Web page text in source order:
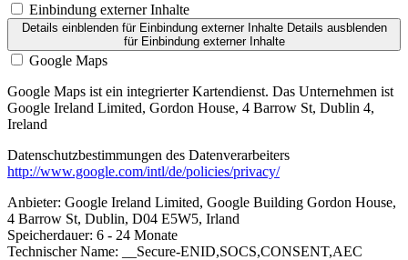
Einbindung externer Inhalte
Details einblendenfür Einbindung externer Inhalte Details ausblenden
für Einbindung externer Inhalte
Google Maps
Google Maps ist ein integrierter Kartendienst. Das Unternehmen ist
Google Ireland Limited, Gordon House, 4 Barrow St, Dublin 4,
Ireland
Datenschutzbestimmungen des Datenverarbeiters
http://www.google.com/intl/de/policies/privacy/
Anbieter: Google Ireland Limited, Google Building Gordon House,
4 Barrow St, Dublin, D04 E5W5, Irland
Speicherdauer: 6 - 24 Monate
Technischer Name: __Secure-ENID,SOCS,CONSENT,AEC